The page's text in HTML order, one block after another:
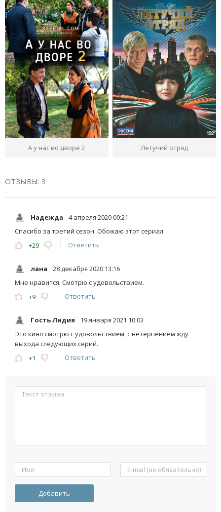
А у нас во дворе 2 Летучий отряд
ОТЗЫВЫ: 3
Надежда
4 апреля 2020 00:21
Спасибо за третий сезон. Обожаю этот сериал
+29
Ответить
лана
28 декабря 2020 13:16
Мне нравится. Смотрю с удовольствием.
+9
Ответить
Гость Лидия
19 января 2021 10:03
Это кино смотрю с удовольствием, с нетерпением жду
выхода следующих серий.
+1
Ответить